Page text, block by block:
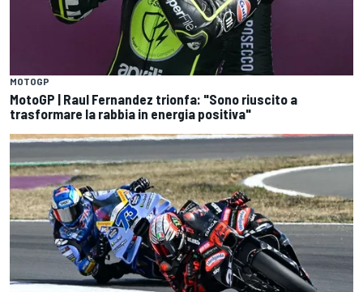
MOTOGP
MotoGP | Raul Fernandez trionfa: "Sono riuscito a
trasformare la rabbia in energia positiva"